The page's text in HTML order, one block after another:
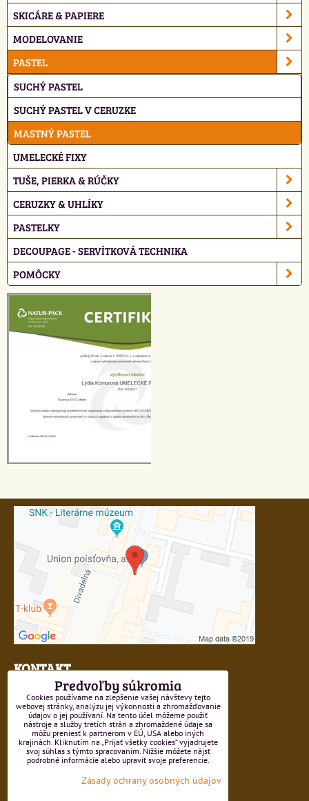
SKICÁRE & PAPIERE
MODELOVANIE
PASTEL
SUCHÝ PASTEL
SUCHÝ PASTEL V CERUZKE
MASTNÝ PASTEL
UMELECKÉ FIXY
TUŠE, PIERKA & RÚČKY
CERUZKY & UHLÍKY
PASTELKY
DECOUPAGE - SERVÍTKOVÁ TECHNIKA
POMÔCKY
KONTAKT
Lýdia Komorová
Telefón:+421 / 43 422 12 79
Mob.:+421 / 915 536 216
info@umelecke-potreby.sk
Predvoľby súkromia
Cookies používame na zlepšenie vašej návštevy tejto
webovej stránky, analýzu jej výkonnosti a zhromažďovanie
údajov o jej používaní. Na tento účel môžeme použiť
nástroje a služby tretích strán a zhromaždené údaje sa
môžu preniesť k partnerom v EÚ, USA alebo iných
krajinách. Kliknutím na „Prijať všetky cookies“ vyjadrujete
svoj súhlas s týmto spracovaním. Nižšie môžete nájsť
podrobné informácie alebo upraviť svoje preferencie.
Zásady ochrany osobných údajov